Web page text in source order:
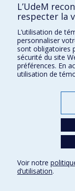
Kinésiologie et des
Orthophonie et
Réadaptation
Directions
DPC
CPASS
L’UdeM
respecter la
L’utilisation de
personnaliser
sont obligatoires
sécurité du site
préférences. En
utilisation de
Voir notre
d’utilisation.